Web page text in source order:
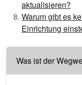
aktualisieren?
Warum gibt es
Einrichtung
Was ist der